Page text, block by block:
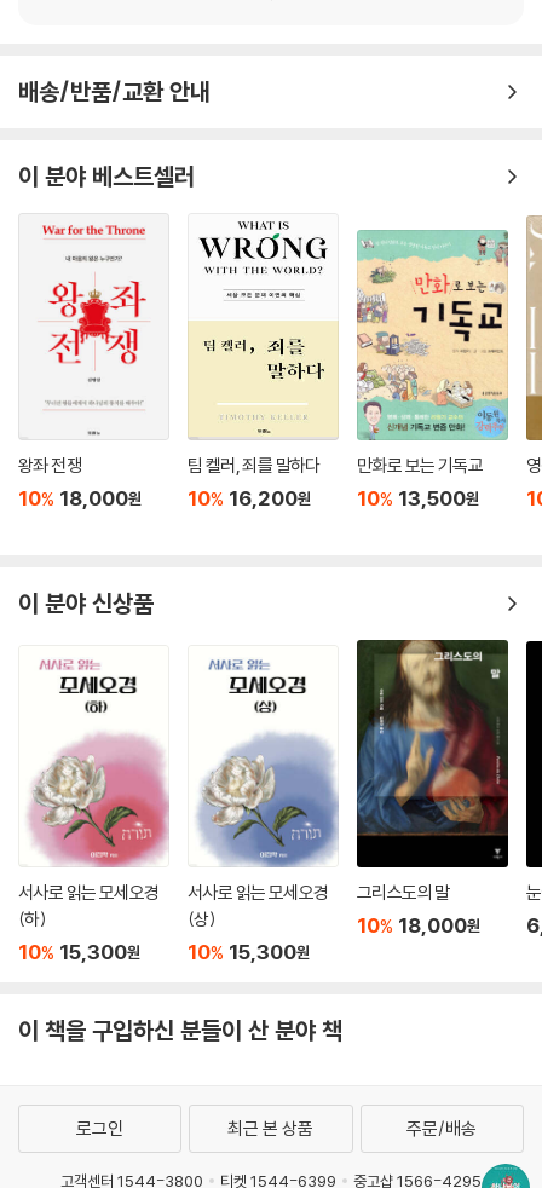
미래를 제시한다.”
“하나님의 속성을 나열하는 주일학교 공과를 훨씬 뛰어넘는 이 책, 『하나
님이 우리와 다른 점 10가지』는 우리가 예배하는 전능하신 분의 성품에 대
해 친숙함과 경이로움을 동시에 불러일으킨다. 이 책은 우리를 우리의 위
치, 즉 모든 이와 만물의 주가 되시는 하나님 아래로 이끌어 준다.”
- 케이트 셸넛 (〈크리스채너티 투데이〉 부편집장, Her.meneutics 편집)
“이 책을 읽고 젠 윌킨을 가장 친한 친구로 삼고 싶다는 생각이 들었다. 하
지만 그보다 더 감사한 것은 젠 윌킨의 하나님이 내 하나님이라는 사실이
다. 이렇게 신학적으로 풍부하면서도 재미있고, 이렇게 사적이며, 이렇게
우리의 마음을 관통하는 책은 아주 드물다. 이 책을 놓치지 말라.”
책에서 젠은 하늘에 계신 우리 아버지를 알고, 그 아버지와 관계를 맺기 위
한 더 좋은 토대, 즉 성경 자체로 우리를 안내한다. 이 책, 『하나님이 우리와
다른 점 10가지』는 ‘거룩하신 분에 대한 지식이 곧 그분을 이해하는 것’이
라는 사실을 일깨워 주는 유익한 자료다.”
- 웬디 호거 알섭 (어머니, 『여성을 위한 실천신학』(Practical Theology for W
omen), 『복음 중심의 여성』(The Gospel-Centered Woman)의 저자)
“여성이 하나님의 속성에 대해 배우면 어떻게 될까? 하나님이 누구신지
올바른 모습으로 찬양하게 된다! 젠 윌킨은 하나님만 갖고 계신 속성을 소
개하는 동시에 다른 사람이나 우리 자신으로부터 위조품을 만들려는 우리
자신의 경향을 드러내는 유익한 책을 썼다. 하나님이 어떤 분인지 더 잘 이
도움이 된다. 젠은 하나님과 공유할 수 없는 하나님의 속성이 우리 자신의
신앙생활에 어떤 영향을 미치는지 살펴볼 것을 독자들에게 촉구한다.”
“이 멋진 책 안에는 진리와 하나님에 대한 내용이 많이 담겨 있다. 그래서
배송/반품/교환 안내
이 분야 베스트셀러
왕좌 전쟁
10% 18,000원
팀 켈러, 죄를 말하다
10% 16,200원
만화로 보는 기독교
10% 13,500원
이 분야 신상품
서사로 읽는 모세오경
(하)
10% 15,300원
서사로 읽는 모세오경
(상)
10% 15,300원
그리스도의 말
10% 18,000원
이 책을 구입하신 분들이 산 분야 책
로그인 최근 본 상품 주문/배송
고객센터 1544-3800 티켓 1544-6399 중고샵 1566-4295